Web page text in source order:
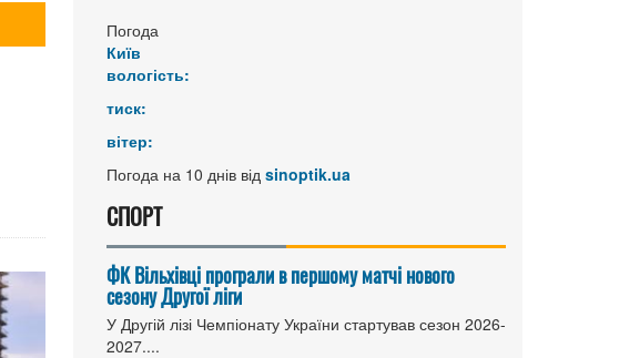
Погода
Київ
вологість:
тиск:
вітер:
Погода на 10 днів від sinoptik.ua
СПОРТ
ФК Вільхівці програли в першому матчі нового
сезону Другої ліги
У Другій лізі Чемпіонату України стартував сезон 2026-
2027....